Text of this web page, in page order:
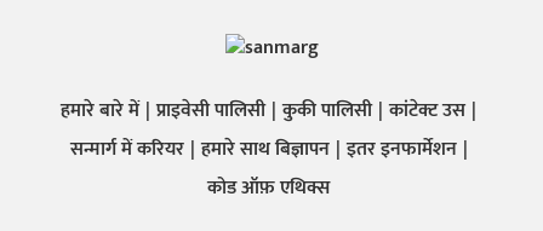
हमारे बारे में प्राइवेसी पालिसी कुकी पालिसी कांटेक्ट उस
सन्मार्ग में करियर हमारे साथ बिज्ञापन इतर इनफार्मेशन
कोड ऑफ़ एथिक्स